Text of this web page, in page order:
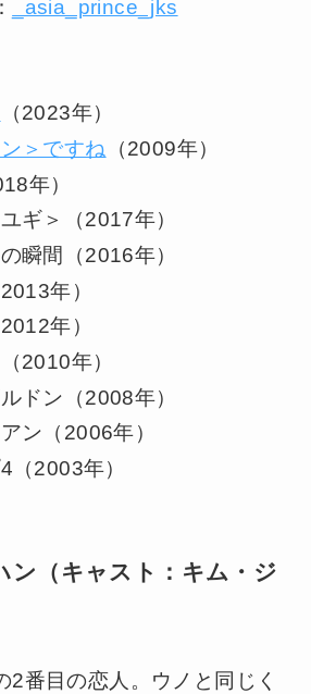
_asia_prince_jks
（2023年）
＞ですね （2009年）
年）
ギ＞（2017年）
瞬間（2016年）
年）
年）
2010年）
ドン（2008年）
ン（2006年）
（2003年）
ン（キャスト：キム・ジ
2番目の恋人。ウノと同じく